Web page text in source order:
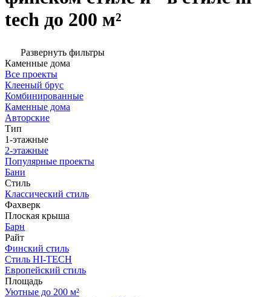
tech до 200 м²
Развернуть фильтры
Каменные дома
Все проекты
Клееный брус
Комбинированные
Каменные дома
Авторские
Тип
1-этажные
2-этажные
Популярные проекты
Бани
Стиль
Классический стиль
Фахверк
Плоская крыша
Барн
Райт
Финский стиль
Стиль HI-TECH
Европейский стиль
Площадь
Уютные до 200 м²